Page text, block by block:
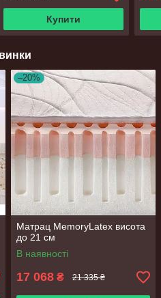
Купити
–20%
Матрац MemoryLatex висота
до 21 см
В наявності
17 068 ₴ 21 335 ₴